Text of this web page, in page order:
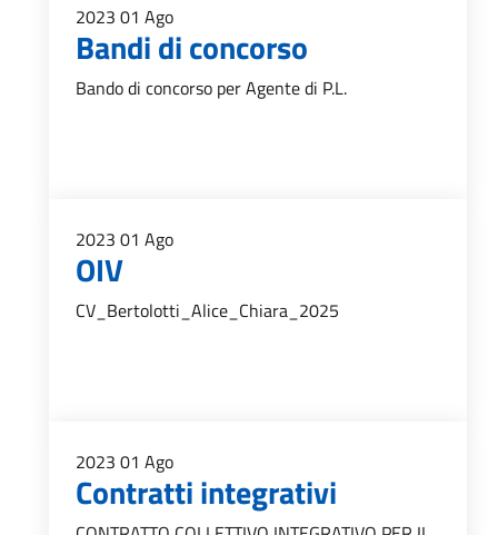
2023 01 Ago
Bandi di concorso
Bando di concorso per Agente di P.L.
2023 01 Ago
OIV
CV_Bertolotti_Alice_Chiara_2025
2023 01 Ago
Contratti integrativi